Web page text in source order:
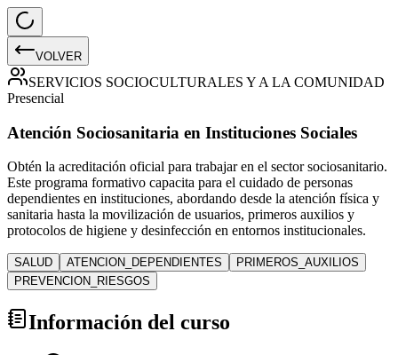
VOLVER
SERVICIOS SOCIOCULTURALES Y A LA COMUNIDAD
Presencial
Atención Sociosanitaria en Instituciones Sociales
Obtén la acreditación oficial para trabajar en el sector sociosanitario.
Este programa formativo capacita para el cuidado de personas
dependientes en instituciones, abordando desde la atención física y
sanitaria hasta la movilización de usuarios, primeros auxilios y
protocolos de higiene y desinfección en entornos institucionales.
SALUD ATENCION_DEPENDIENTES
PRIMEROS_AUXILIOS
PREVENCION_RIESGOS
Información del curso